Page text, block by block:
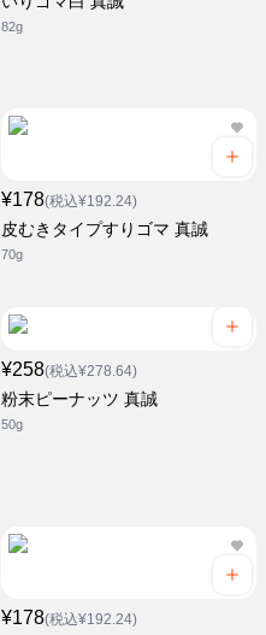
82g
¥178(税込¥192.24)
皮むきタイプすりゴマ 真誠
70g
¥258(税込¥278.64)
粉末ピーナッツ 真誠
50g
¥178(税込¥192.24)